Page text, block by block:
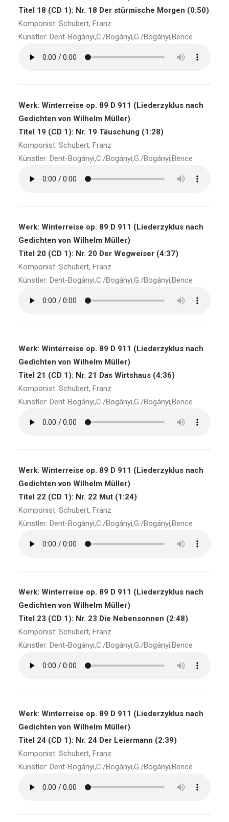
Titel 18 (CD 1): Nr. 18 Der stürmische Morgen (0:50)
Komponist: Schubert, Franz
Künstler: Dent-Bogányi,C./Bogányi,G./Bogányi,Bence
Werk: Winterreise op. 89 D 911 (Liederzyklus nach
Gedichten von Wilhelm Müller)
Titel 19 (CD 1): Nr. 19 Täuschung (1:28)
Komponist: Schubert, Franz
Künstler: Dent-Bogányi,C./Bogányi,G./Bogányi,Bence
Werk: Winterreise op. 89 D 911 (Liederzyklus nach
Gedichten von Wilhelm Müller)
Titel 20 (CD 1): Nr. 20 Der Wegweiser (4:37)
Komponist: Schubert, Franz
Künstler: Dent-Bogányi,C./Bogányi,G./Bogányi,Bence
Werk: Winterreise op. 89 D 911 (Liederzyklus nach
Gedichten von Wilhelm Müller)
Titel 21 (CD 1): Nr. 21 Das Wirtshaus (4:36)
Komponist: Schubert, Franz
Künstler: Dent-Bogányi,C./Bogányi,G./Bogányi,Bence
Werk: Winterreise op. 89 D 911 (Liederzyklus nach
Gedichten von Wilhelm Müller)
Titel 22 (CD 1): Nr. 22 Mut (1:24)
Komponist: Schubert, Franz
Künstler: Dent-Bogányi,C./Bogányi,G./Bogányi,Bence
Werk: Winterreise op. 89 D 911 (Liederzyklus nach
Gedichten von Wilhelm Müller)
Titel 23 (CD 1): Nr. 23 Die Nebensonnen (2:48)
Komponist: Schubert, Franz
Künstler: Dent-Bogányi,C./Bogányi,G./Bogányi,Bence
Werk: Winterreise op. 89 D 911 (Liederzyklus nach
Gedichten von Wilhelm Müller)
Titel 24 (CD 1): Nr. 24 Der Leiermann (2:39)
Komponist: Schubert, Franz
Künstler: Dent-Bogányi,C./Bogányi,G./Bogányi,Bence